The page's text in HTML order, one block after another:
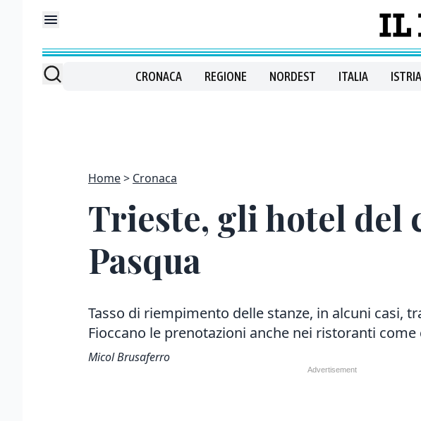
CRONACA REGIONE NORDEST ITALIA
Home Cronaca
Trieste, gli hotel del
Pasqua
Tasso di riempimento delle stanze, in alcuni casi,
Fioccano le prenotazioni anche nei ristoranti
Micol Brusaferro